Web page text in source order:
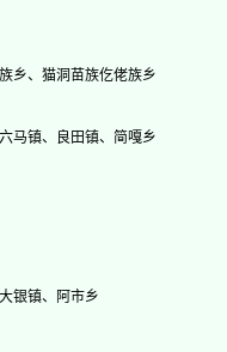
乡、猫洞苗族仡佬族乡
马镇、良田镇、简嘎乡
银镇、阿市乡